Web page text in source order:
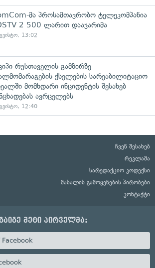
მა პროსამთავრობო ტელეკომპანია
2 500 ლარით დააჯარიმა
13:02
რუსთაველის გამზირზე
ქსელების სარეაბილიტაციო
მომხდარი ინციდენტის შესახებ
ავრცელებს
12:40
ჩვენ შესახებ
რეკლამა
სარედაქციო კოდექსი
მასალის გამოყენების პირობები
კონტაქტი
მეტი პირველმა:
Facebook